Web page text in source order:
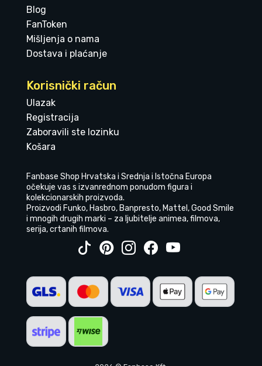
Blog
FanToken
Mišljenja o nama
Dostava i plaćanje
Korisnički račun
Ulazak
Registracija
Zaboravili ste lozinku
Košara
Fanbase Shop Hrvatska i Srednja i Istočna Europa
očekuje vas s izvanrednom ponudom figura i
kolekcionarskih proizvoda.
Proizvodi Funko, Hasbro, Banpresto, Mattel, Good Smile
i mnogih drugih marki – za ljubitelje animea, filmova,
serija, crtanih filmova.